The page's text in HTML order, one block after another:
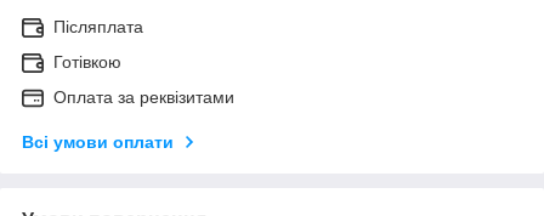
Післяплата
Готівкою
Оплата за реквізитами
Всі умови оплати